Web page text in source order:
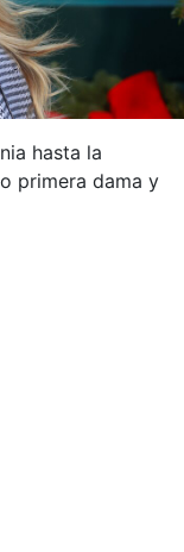
hasta la
primera dama y